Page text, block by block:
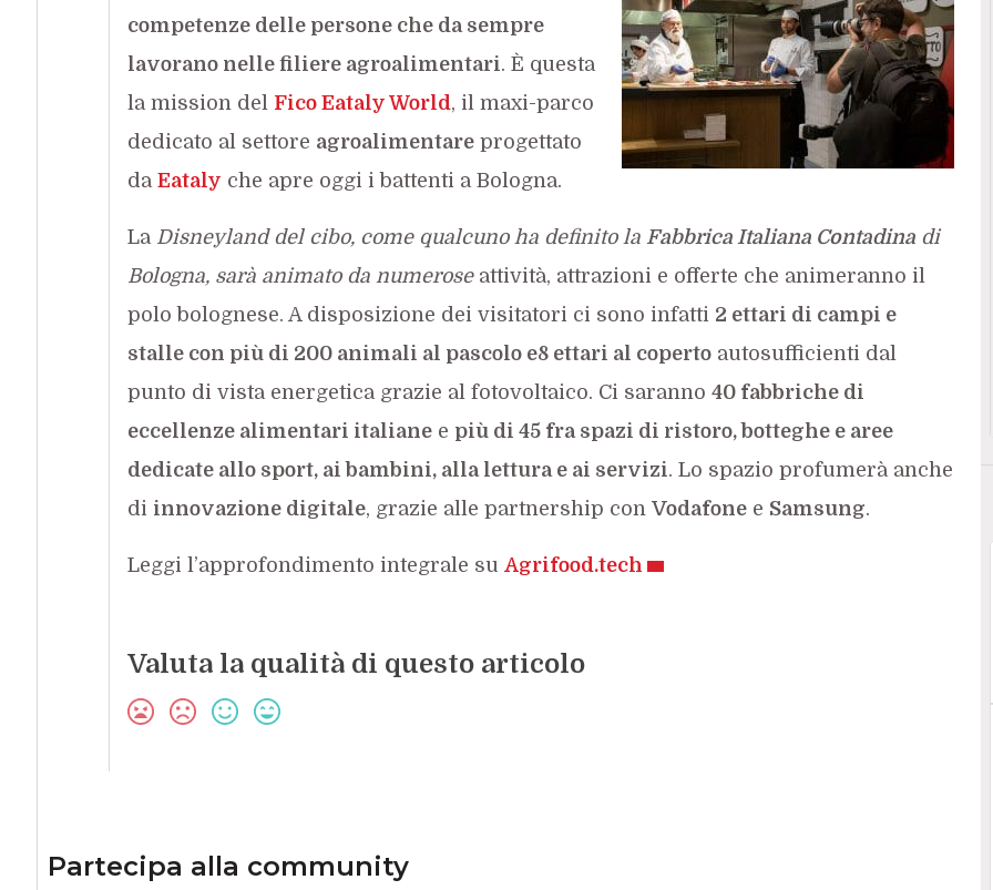
competenze delle persone che da sempre
lavorano nelle filiere agroalimentari. È questa
la mission del Fico Eataly World, il maxi-parco
dedicato al settore agroalimentareprogettato
da Eataly che apre oggi i battenti a Bologna.
La Disneyland del cibo, come qualcuno ha definito la Fabbrica Italiana Contadinadi
Bologna, sarà animato da numeroseattività, attrazioni e offerte che animeranno il
polo bolognese. A disposizione dei visitatori ci sono infatti 2 ettari di campi e
stalle con più di 200 animali al pascolo e8 ettari al copertoautosufficienti dal
punto di vista energetica grazie al fotovoltaico. Ci saranno 40 fabbriche di
eccellenze alimentari italianee più di 45 fra spazi di ristoro, botteghe e aree
dedicate allo sport, ai bambini, alla lettura e ai servizi. Lo spazio profumerà anche
di innovazione digitale, grazie alle partnership con Vodafonee Samsung.
Leggi l’approfondimento integrale su Agrifood.tech
Valuta la qualità di questo articolo
Partecipa alla community